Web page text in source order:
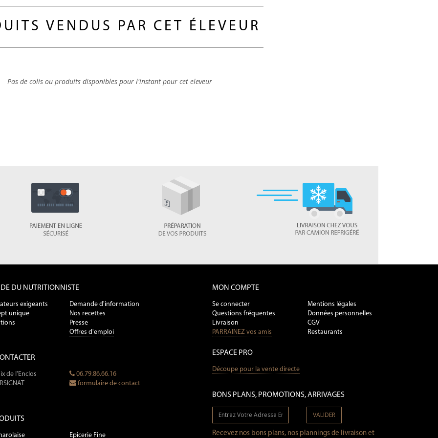
VENDUS PAR CET ÉLEVEUR
Pas de colis ou produits disponibles pour l'instant pour cet eleveur
DU NUTRITIONNISTE
exigeants
unique
Demande d'information
Nos recettes
Presse
Offres d'emploi
de l'Enclos
06.79.86.66.16
formulaire de contact
Epicerie Fine
MON COMPTE
Se connecter
Questions fréquentes
Livraison
PARRAINEZ vos amis
Mentions légales
Données personnelles
CGV
Restaurants
ESPACE PRO
Découpe pour la vente directe
BONS PLANS, PROMOTIONS, ARRIVAGES
VALIDER
Recevez nos bons plans, nos plannings de livraison et